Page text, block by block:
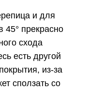
и для
45° прекрасно
схода
есть другой
из-за
сползать со